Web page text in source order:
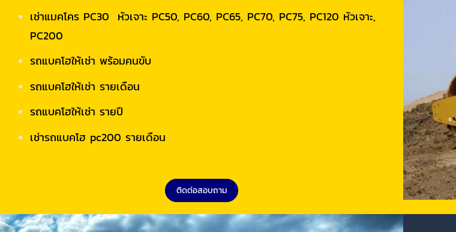
เช่าแมคโคร PC30 หัวเจาะ PC50, PC60, PC65, PC70, PC75, PC120 หัวเจาะ,
PC200
รถแบคโฮให้เช่า พร้อมคนขับ
รถแบคโฮให้เช่า รายเดือน
รถแบคโฮให้เช่า รายปี
เช่ารถแบคโฮ pc200 รายเดือน
ติดต่อสอบถาม